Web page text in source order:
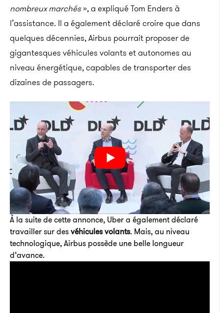
nombreux marchés», a expliqué Tom Enders à
l’assistance. Il a également déclaré croire que dans
quelques décennies, Airbus pourrait proposer de
gigantesques véhicules volants et autonomes au
niveau énergétique, capables de transporter des
dizaines de passagers.
À la suite de cette annonce, Uber a également déclaré
travailler sur desvéhicules volants. Mais, au niveau
technologique, Airbus possède une belle longueur
d’avance.